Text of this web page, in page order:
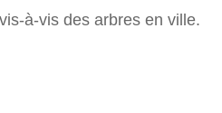
à-vis des arbres en ville.